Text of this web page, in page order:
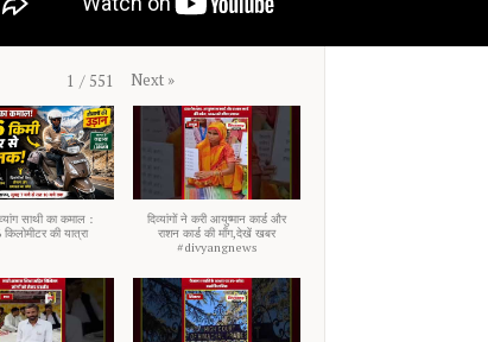
1 / 551 Next »
साथी का कमाल :
की यात्रा
दिव्यांगों ने करी आयुष्मान कार्ड और
राशन कार्ड की माँग,देखें खबर
#divyangnews